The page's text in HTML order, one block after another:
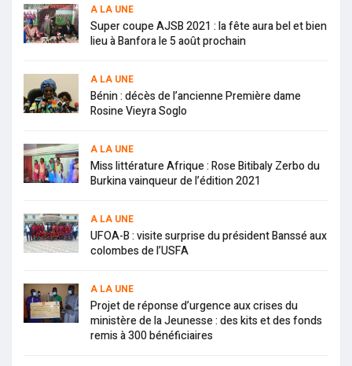
A LA UNE
Super coupe AJSB 2021 : la fête aura bel et bien
lieu à Banfora le 5 août prochain
A LA UNE
Bénin : décès de l’ancienne Première dame
Rosine Vieyra Soglo
A LA UNE
Miss littérature Afrique : Rose Bitibaly Zerbo du
Burkina vainqueur de l’édition 2021
A LA UNE
UFOA-B : visite surprise du président Banssé aux
colombes de l’USFA
A LA UNE
Projet de réponse d’urgence aux crises du
ministère de la Jeunesse : des kits et des fonds
remis à 300 bénéficiaires